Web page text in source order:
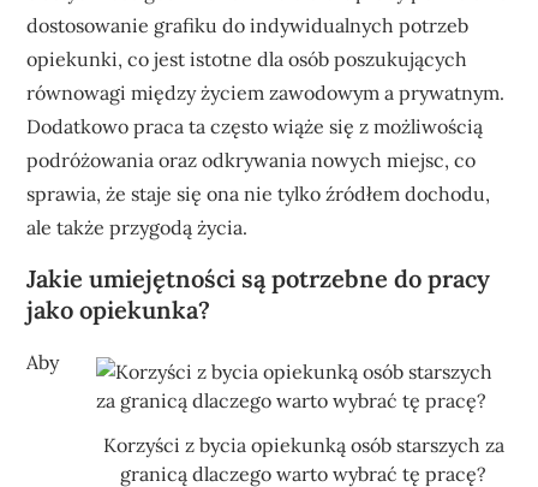
dostosowanie grafiku do indywidualnych potrzeb
opiekunki, co jest istotne dla osób poszukujących
równowagi między życiem zawodowym a prywatnym.
Dodatkowo praca ta często wiąże się z możliwością
podróżowania oraz odkrywania nowych miejsc, co
sprawia, że staje się ona nie tylko źródłem dochodu,
ale także przygodą życia.
Jakie umiejętności są potrzebne do pracy
jako opiekunka?
Korzyści z bycia opiekunką osób starszych za
granicą dlaczego warto wybrać tę pracę?
Aby